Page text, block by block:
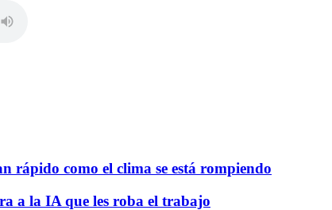
rápido como el clima se está rompiendo
a la IA que les roba el trabajo